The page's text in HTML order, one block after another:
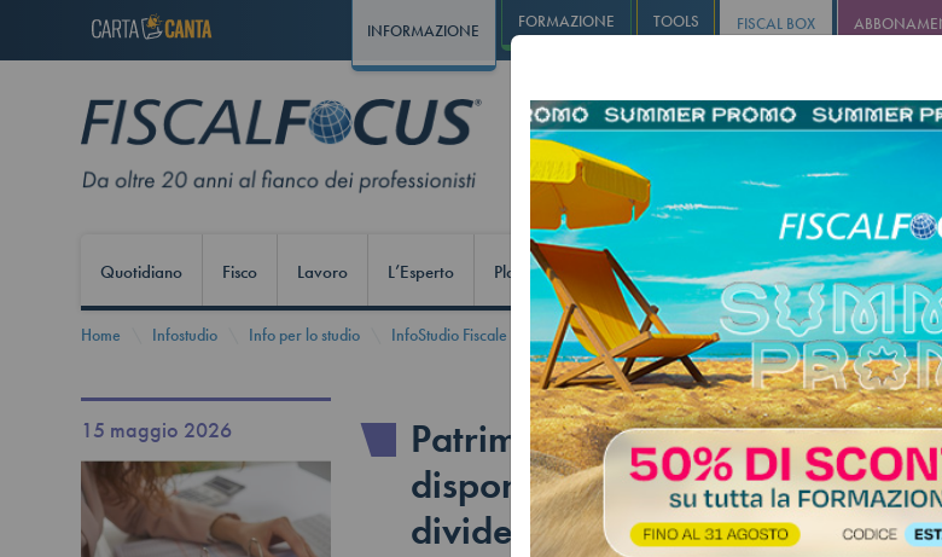
INFORMAZIONE FORMAZIONE TOOLS FISCAL BOX
Quotidiano Fisco Lavoro L’Esperto Play Solution Infostudio Informa+ Agricoltura
Home Infostudio Info per lo studio InfoStudio Fiscale
15 maggio 2026
Patrimonio netto e opere
disponibilità degli utili,
dividendi e contabilità di